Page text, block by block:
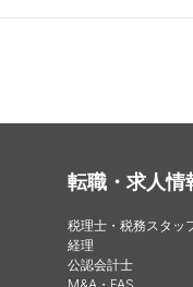
転職・求人情
税理士・税務スタッ
経理
公認会計士